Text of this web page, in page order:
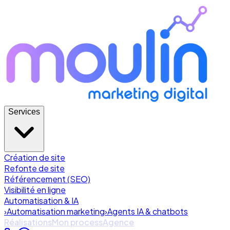
Services
Création de site
Refonte de site
Référencement (SEO)
Visibilité en ligne
Automatisation & IA
›Automatisation marketing›Agents IA & chatbots
RéalisationsMon processAgence